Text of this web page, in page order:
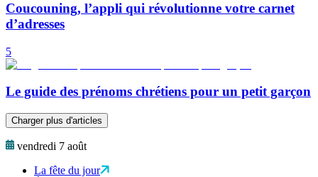
Coucouning, l’appli qui révolutionne votre carnet
d’adresses
5
Le guide des prénoms chrétiens pour un petit garçon
Charger plus d'articles
vendredi 7 août
La fête du jour